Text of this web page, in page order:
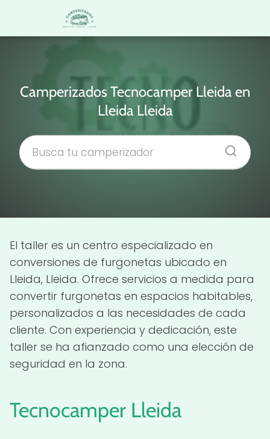
Camperizados Tecnocamper Lleida en
Lleida Lleida
El taller es un centro especializado en
conversiones de furgonetas ubicado en
Lleida, Lleida. Ofrece servicios a medida para
convertir furgonetas en espacios habitables,
personalizados a las necesidades de cada
cliente. Con experiencia y dedicación, este
taller se ha afianzado como una elección de
seguridad en la zona.
Tecnocamper Lleida